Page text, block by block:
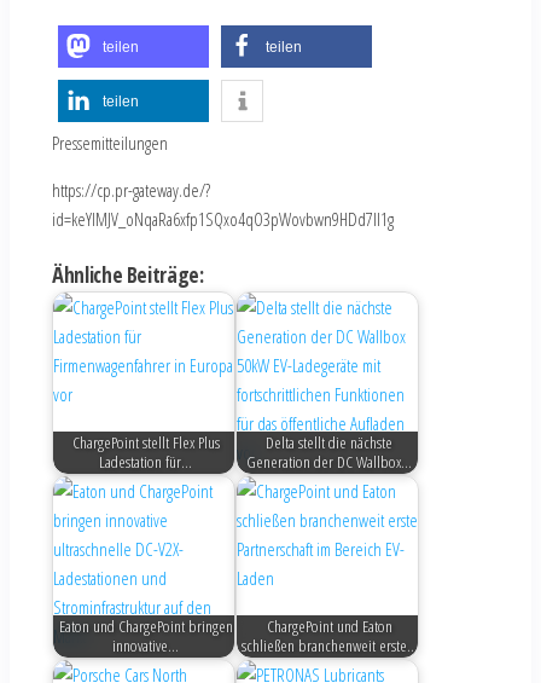
teilen teilen
teilen
Pressemitteilungen
https://cp.pr-gateway.de/?
id=keYlMJV_oNqaRa6xfp1SQxo4qO3pWovbwn9HDd7Il1g
Ähnliche Beiträge:
ChargePoint stellt Flex Plus
Ladestation für…
Delta stellt die nächste
Generation der DC Wallbox…
Eaton und ChargePoint bringen
innovative…
ChargePoint und Eaton
schließen branchenweit erste…